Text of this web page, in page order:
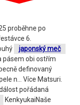
proběhne po
6.
japonský meč
pásem obi ostřím
definovaný
n… Více Matsuri.
pořádaná
KenkyukaiNaše